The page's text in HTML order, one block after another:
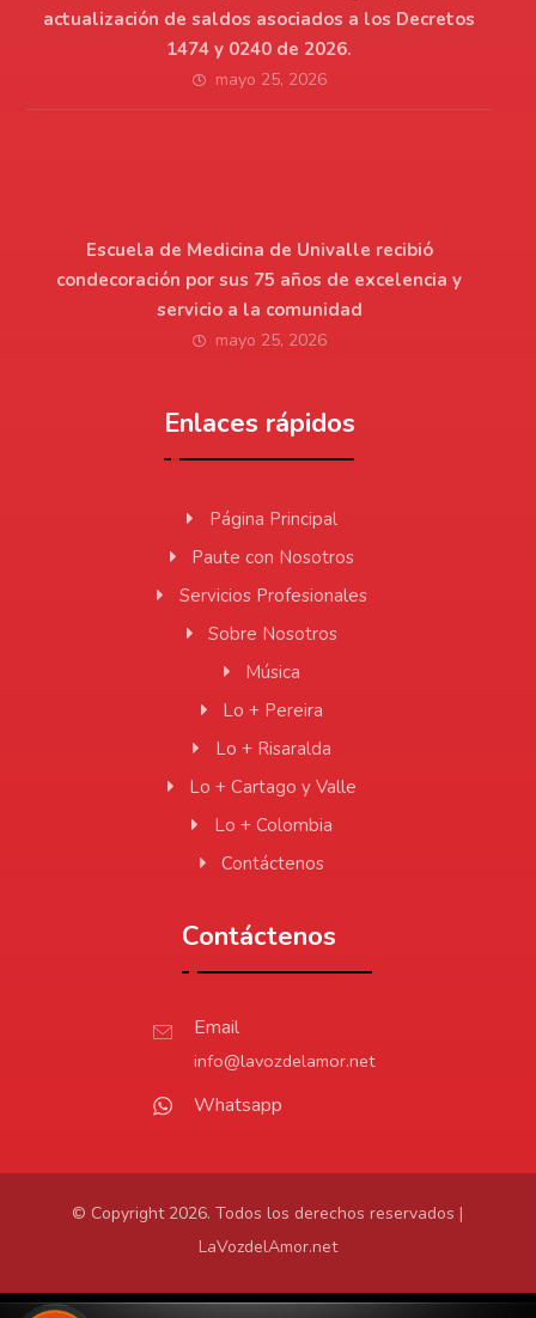
actualización de saldos asociados a los Decretos
1474 y 0240 de 2026.
mayo 25, 2026
Escuela de Medicina de Univalle recibió
condecoración por sus 75 años de excelencia y
servicio a la comunidad
mayo 25, 2026
Enlaces rápidos
Página Principal
Paute con Nosotros
Servicios Profesionales
Sobre Nosotros
Música
Lo + Pereira
Lo + Risaralda
Lo + Cartago y Valle
Lo + Colombia
Contáctenos
Contáctenos
Email
info@lavozdelamor.net
Whatsapp
© Copyright 2026. Todos los derechos reservados |
LaVozdelAmor.net
Protección de Datos